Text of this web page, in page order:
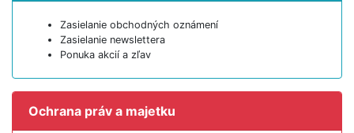
Zasielanie obchodných oznámení
Zasielanie newslettera
Ponuka akcií a zľav
Ochrana práv a majetku